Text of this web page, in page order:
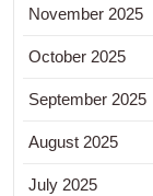
November 2025
October 2025
September 2025
August 2025
July 2025